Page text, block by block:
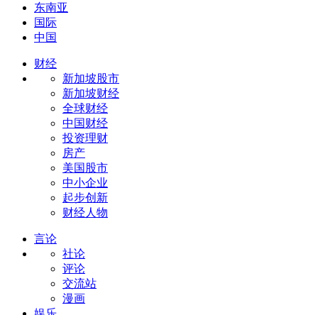
东南亚
国际
中国
财经
新加坡股市
新加坡财经
全球财经
中国财经
投资理财
房产
美国股市
中小企业
起步创新
财经人物
言论
社论
评论
交流站
漫画